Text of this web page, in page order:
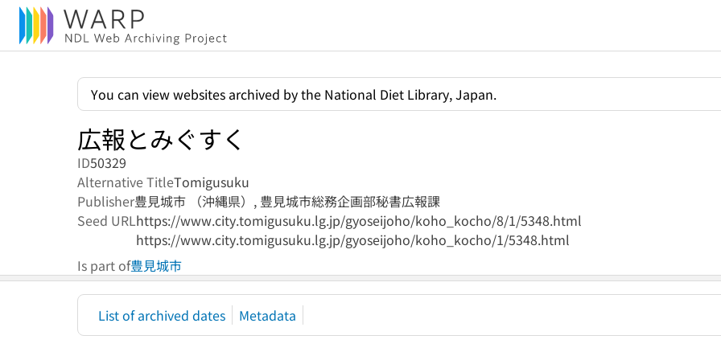
You can view websites archived by the National Diet Library, Japan.
広報とみぐすく
ID50329
Alternative TitleTomigusuku
Publisher豊見城市 （沖縄県）, 豊見城市総務企画部秘書広報課
Seed URLhttps://www.city.tomigusuku.lg.jp/gyoseijoho/koho_kocho/8/1/5348.html
https://www.city.tomigusuku.lg.jp/gyoseijoho/koho_kocho/1/5348.html
Is part of豊見城市
List of archived dates Metadata